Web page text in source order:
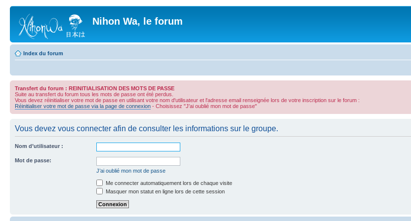
Nihon Wa, le forum
Index du forum
Transfert du forum : REINITIALISATION DES MOTS DE PASSE
Suite au transfert du forum tous les mots de passe ont été perdus.
Vous devez réinitialiser votre mot de passe en utilisant votre nom d'utilisateur et l'adresse email renseignée lors de votre inscription sur le forum :
Réinitialiser votre mot de passe via la page de connexion - Choisissez "J'ai oublié mon mot de passe"
Vous devez vous connecter afin de consulter les informations sur le groupe.
Nom d’utilisateur :
Mot de passe:
J’ai oublié mon mot de passe
Me connecter automatiquement lors de chaque visite
Masquer mon statut en ligne lors de cette session